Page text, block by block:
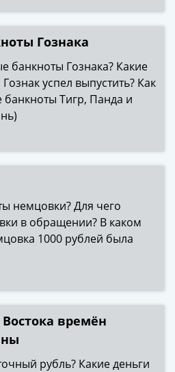
Гознака
банкноты Гознака? Какие
успел выпустить? Как
банкноты Тигр, Панда и
немцовки? Для чего
в обращении? В каком
1000 рублей была
времён
рубль? Какие деньги